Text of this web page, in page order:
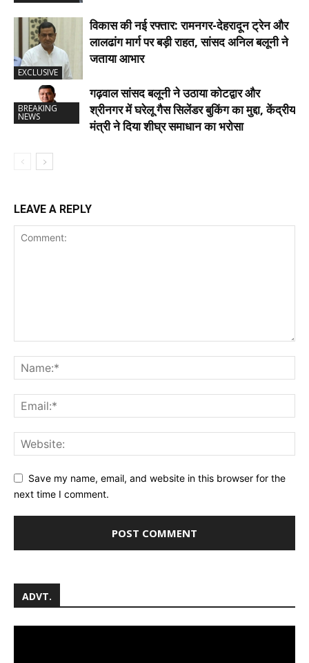
EXCLUSIVE
विकास की नई रफ्तार: रामनगर-देहरादून ट्रेन और
लालढांग मार्ग पर बड़ी राहत, सांसद अनिल बलूनी ने
जताया आभार
BREAKING
NEWS
गढ़वाल सांसद बलूनी ने उठाया कोटद्वार और
श्रीनगर में घरेलू गैस सिलेंडर बुकिंग का मुद्दा, केंद्रीय
मंत्री ने दिया शीघ्र समाधान का भरोसा
LEAVE A REPLY
Save my name, email, and website in this browser for the
next time I comment.
ADVT.